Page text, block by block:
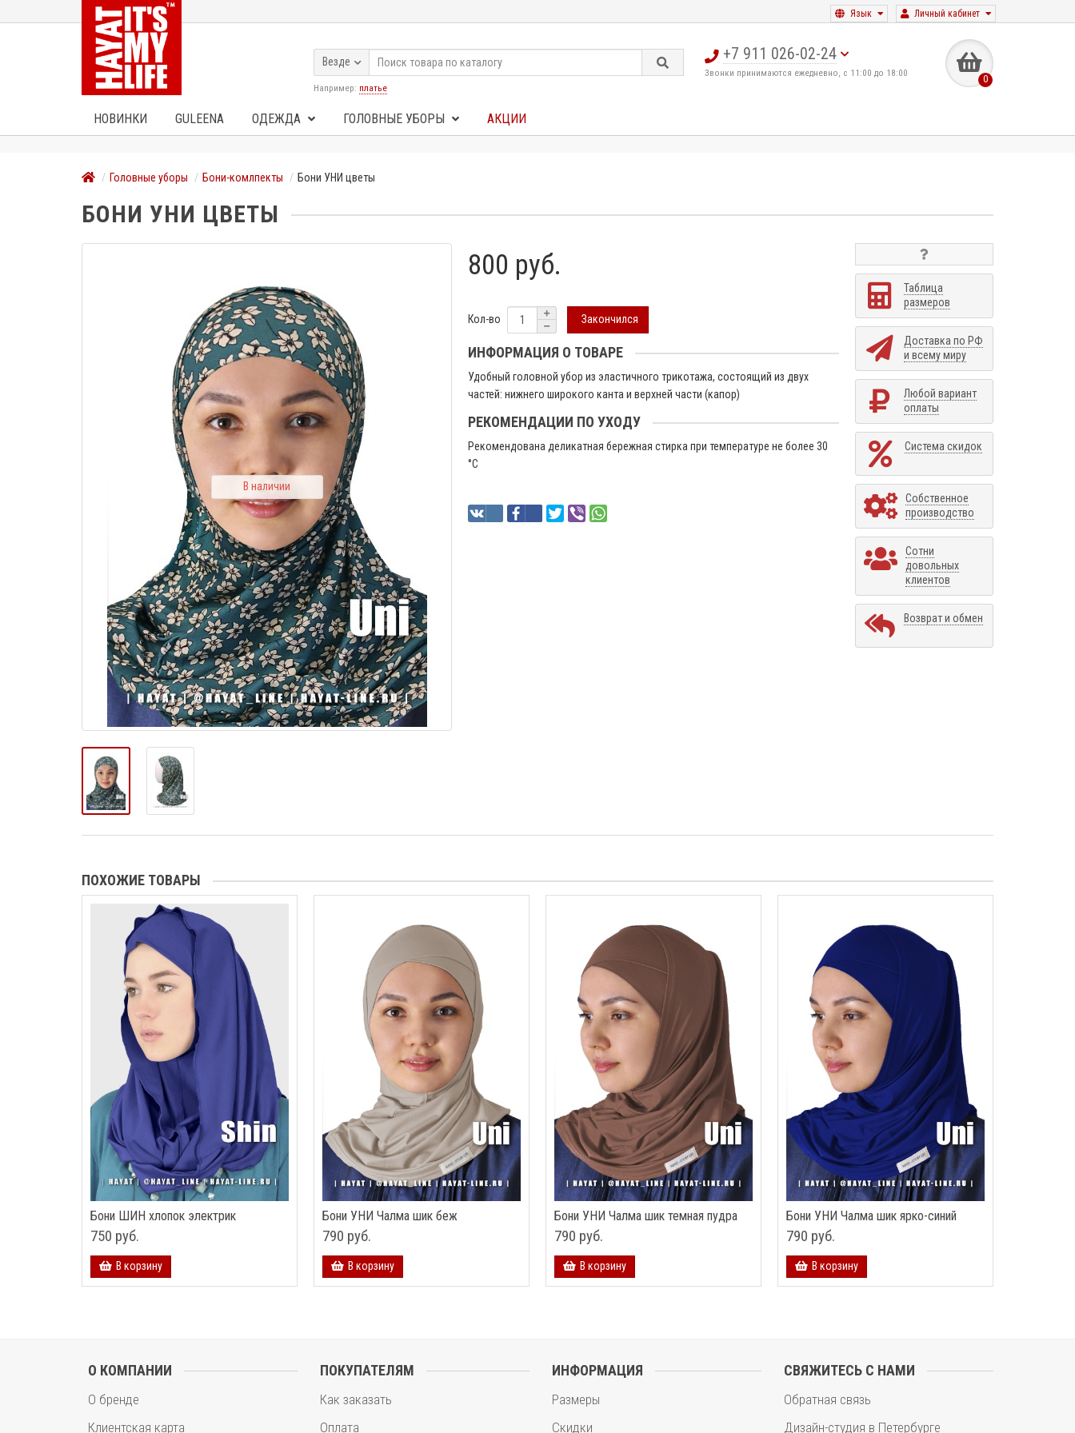
Личный кабинет
Язык
+7 911 026-02-24
Звонки принимаются ежедневно, с 11:00 до 18:00 0
Везде
Например: платье
НОВИНКИ GULEENA ОДЕЖДА ГОЛОВНЫЕ УБОРЫ АКЦИИ
Головные уборы Бони-комлпекты Бони УНИ цветы
БОНИ УНИ ЦВЕТЫ
В наличии
800 руб.
Кол-во Закончился
ИНФОРМАЦИЯ О ТОВАРЕ
Удобный головной убор из эластичного трикотажа, состоящий из двух
частей: нижнего широкого канта и верхней части (капор)
РЕКОМЕНДАЦИИ ПО УХОДУ
Рекомендована деликатная бережная стирка при температуре не более 30
°C
Таблица
размеров
Доставка по РФ
и всему миру
Любой вариант
оплаты
Система скидок
Собственное
производство
Сотни
довольных
клиентов
Возврат и обмен
ПОХОЖИЕ ТОВАРЫ
Бони ШИН хлопок электрик
750 руб.
В корзину
Бони УНИ Чалма шик беж
790 руб.
В корзину
Бони УНИ Чалма шик темная пудра
790 руб.
В корзину
Бони УНИ Чалма шик ярко-синий
790 руб.
В корзину
О КОМПАНИИ
О бренде
Клиентская карта
ПОКУПАТЕЛЯМ
Как заказать
Оплата
ИНФОРМАЦИЯ
Размеры
Скидки
СВЯЖИТЕСЬ С НАМИ
Обратная связь
Дизайн-студия в Петербурге